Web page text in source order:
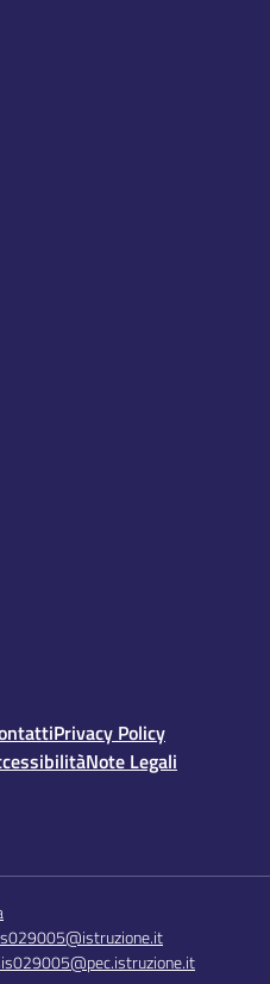
Privacy Policy
Note Legali